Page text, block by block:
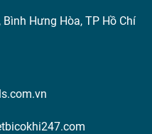
Hưng Hòa, TP Hồ Chí